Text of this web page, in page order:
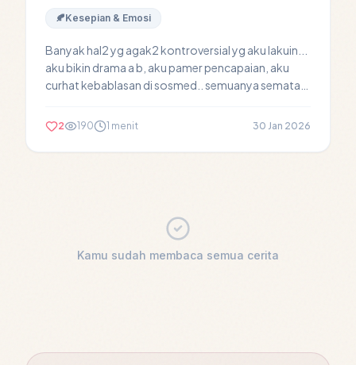
🍂Kesepian & Emosi
Banyak hal2 yg agak2 kontroversial yg aku lakuin...
aku bikin drama a b, aku pamer pencapaian, aku
curhat kebablasan di sosmed.. semuanya semata
2 190 1 menit 30 Jan 2026
Kamu sudah membaca semua cerita